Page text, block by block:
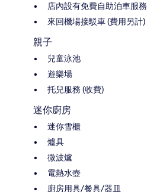
店內設有免費自助泊車服務
來回機場接駁車 (費用另計)
親子
兒童泳池
遊樂場
托兒服務 (收費)
迷你廚房
迷你雪櫃
爐具
微波爐
電熱水壺
廚房用具/餐具/器皿